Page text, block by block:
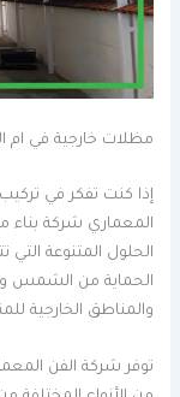
مظلات خارجية في ام
إذا كنت تفكر في
المعماري شركة بناء
الحلول المتنوعة
الحماية من الشمس
والمناطق الخارجية
توفر شركة الفن